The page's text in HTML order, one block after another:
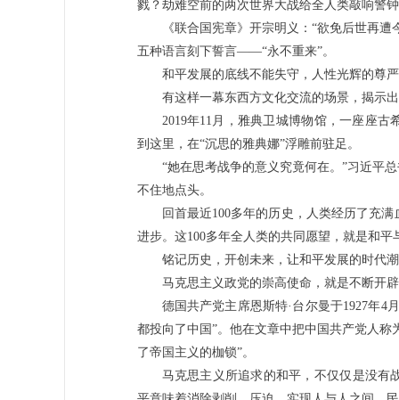
戮？劫难空前的两次世界大战给全人类敲响警
《联合国宪章》开宗明义：“欲免后世再
五种语言刻下誓言——“永不重来”。
和平发展的底线不能失守，人性光辉的尊
有这样一幕东西方文化交流的场景，揭示
2019年11月，雅典卫城博物馆，一座座
到这里，在“沉思的雅典娜”浮雕前驻足。
“她在思考战争的意义究竟何在。”习近平
不住地点头。
回首最近100多年的历史，人类经历了充
进步。这100多年全人类的共同愿望，就是和平
铭记历史，开创未来，让和平发展的时代
马克思主义政党的崇高使命，就是不断开
德国共产党主席恩斯特·台尔曼于1927年4
都投向了中国”。他在文章中把中国共产党人
了帝国主义的枷锁”。
马克思主义所追求的和平，不仅仅是没有